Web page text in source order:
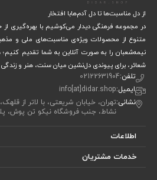
از دل مناسبت‌ها تا دل آدم‌هابا افتخار
در مجموعه فرهنگی دیدار می‌کوشیم با بهره‌گیری
متنوع از محصولات ویژه‌ی مناسبت‌های ملی و
نیمه‌شعبان را به صورت آنلاین به شما تقدیم کنیم؛
شعائر، برای پیوندی دل‌نشین میان سنت، هنر و زندگی
تلفن:02122631904
ایمیل:info[at]didar.shop
نشانی:تهران، خیابان شریعتی، با لاتر از
نشاط، جنب فروشگاه نیکو تن پوش، پلاک 357،طبقه
اطلاعات
خدمات مشتریان